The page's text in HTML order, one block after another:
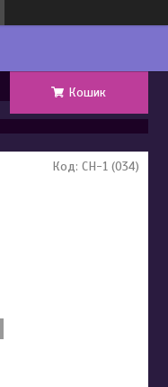
Кошик
Код: CH-1 (034)